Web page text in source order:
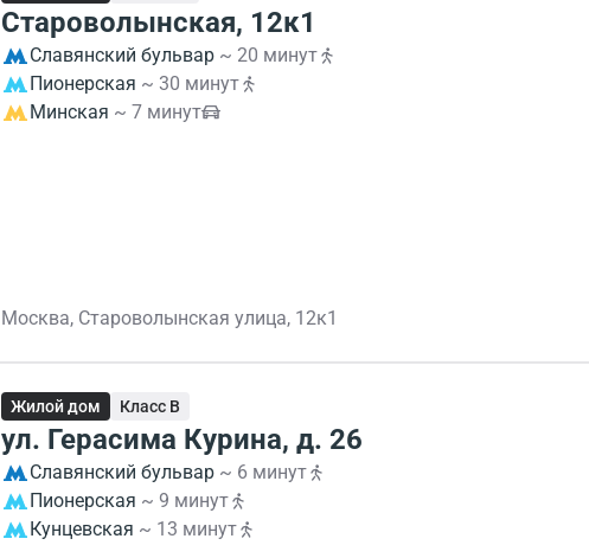
Староволынская, 12к1
Славянский бульвар ~ 20 минут
Пионерская ~ 30 минут
Минская ~ 7 минут
Москва, Староволынская улица, 12к1
Жилой дом Класс B
ул. Герасима Курина, д. 26
Славянский бульвар ~ 6 минут
Пионерская ~ 9 минут
Кунцевская ~ 13 минут